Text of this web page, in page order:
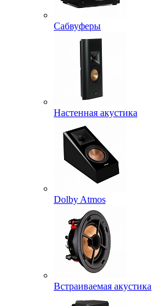
Сабвуферы
Настенная акустика
Dolby Atmos
Встраиваемая акустика